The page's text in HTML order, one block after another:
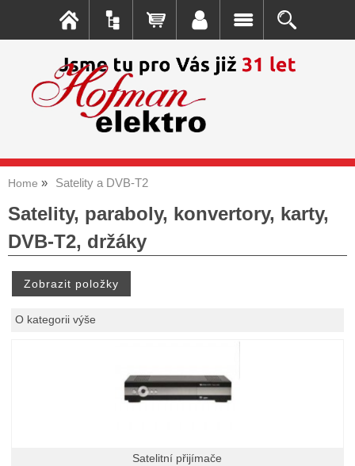
Home Satelity a DVB-T2
Satelity, paraboly, konvertory, karty,
DVB-T2, držáky
O kategorii výše
Satelitní přijímače